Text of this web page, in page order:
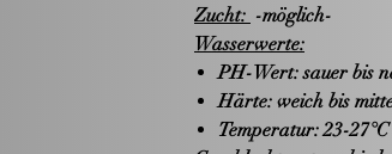
Zucht: -möglich-
Wasserwerte:
PH-Wert: sauer bis
Härte: weich bis
Temperatur: 23-27°C